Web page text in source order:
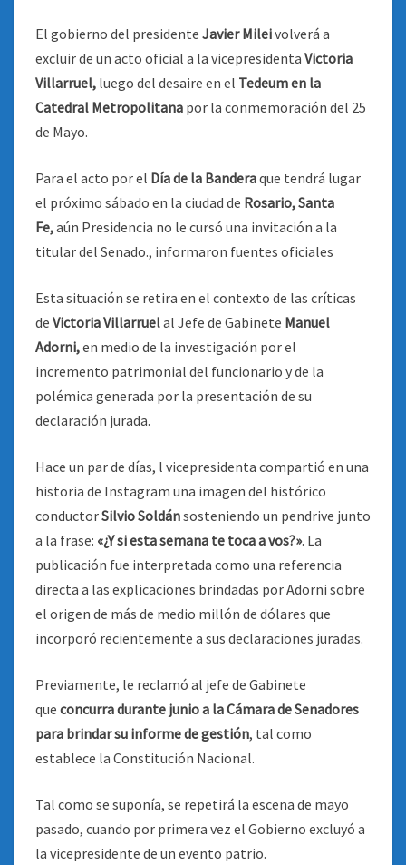
El gobierno del presidente Javier Mileivolverá a
excluir de un acto oficial a la vicepresidenta Victoria
Villarruel, luego del desaire en el Tedeum en la
Catedral Metropolitana por la conmemoración del 25
de Mayo.
Para el acto por el Día de la Banderaque tendrá lugar
el próximo sábado en la ciudad de Rosario, Santa
Fe,aún Presidencia no le cursó una invitación a la
titular del Senado., informaron fuentes oficiales
Esta situación se retira en el contexto de las críticas
de Victoria Villarruelal Jefe de Gabinete Manuel
Adorni,en medio de la investigación por el
incremento patrimonial del funcionario y de la
polémica generada por la presentación de su
declaración jurada.
Hace un par de días, l vicepresidenta compartió en una
historia de Instagram una imagen del histórico
conductorSilvio Soldánsosteniendo un pendrive junto
a la frase: «¿Y si esta semana te toca a vos?». La
publicación fue interpretada como una referencia
directa a las explicaciones brindadas por Adorni sobre
el origen de más de medio millón de dólares que
incorporó recientemente a sus declaraciones juradas.
Previamente, le reclamó al jefe de Gabinete
que concurra durante junio a la Cámara de Senadores
para brindar su informe de gestión, tal como
establece la Constitución Nacional.
Tal como se suponía, se repetirá la escena de mayo
pasado, cuando por primera vez el Gobierno excluyó a
la vicepresidente de un evento patrio.